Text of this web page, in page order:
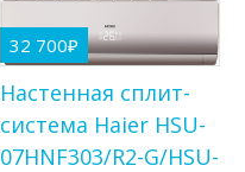
32 700₽
Настенная сплит-
система Haier HSU-
07HNF303/R2-G/HSU-